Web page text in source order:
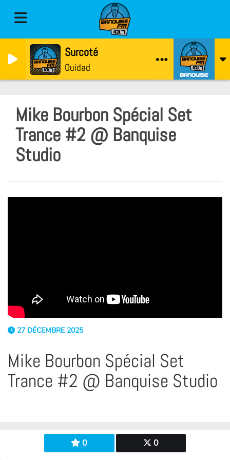
Surcoté
Ouidad
Mike Bourbon Spécial Set
Trance #2 @ Banquise
Studio
0 0
27 DÉCEMBRE 2025
Mike Bourbon Spécial Set
Trance #2 @ Banquise Studio